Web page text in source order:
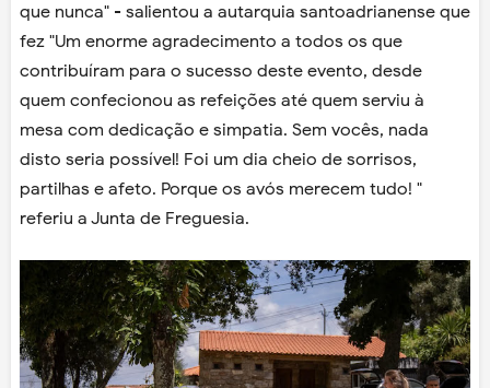
que nunca" - salientou a autarquia santoadrianense que
fez "Um enorme agradecimento a todos os que
contribuíram para o sucesso deste evento, desde
quem confecionou as refeições até quem serviu à
mesa com dedicação e simpatia. Sem vocês, nada
disto seria possível! Foi um dia cheio de sorrisos,
partilhas e afeto. Porque os avós merecem tudo! "
referiu a Junta de Freguesia.